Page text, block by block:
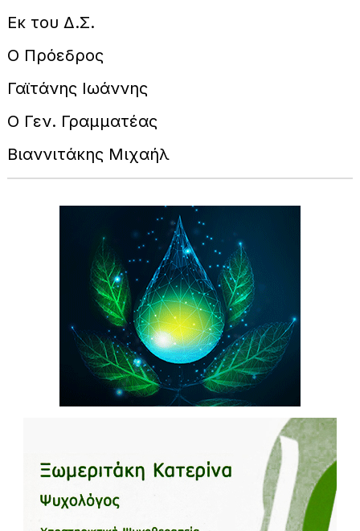
Εκ του Δ.Σ.
Ο Πρόεδρος
Γαϊτάνης Ιωάννης
Ο Γεν. Γραμματέας
Βιαννιτάκης Μιχαήλ